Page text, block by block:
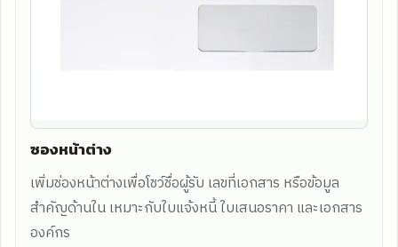
ซองหน้าต่าง
เพิ่มช่องหน้าต่างเพื่อโชว์ชื่อผู้รับ เลขที่เอกสาร หรือข้อมูล
สำคัญด้านใน เหมาะกับใบแจ้งหนี้ ใบเสนอราคา และเอกสาร
องค์กร